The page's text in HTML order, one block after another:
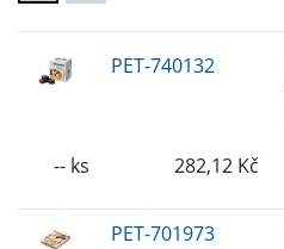
PET-740132
-- ks
282,12 Kč
PET-701973